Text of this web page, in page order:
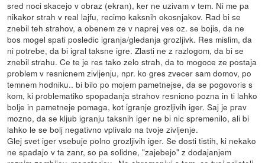
sred noci skacejo v obraz (ekran), ker ne uzivam v tem. Ni me pa
nikakor strah v real lajfu, recimo kaksnih okosnjakov. Rad bi se
znebil teh strahov, a obenem ze v naprej ves oz. se bojis, da ne
bos mogel spati posledic igranja/gledanja grozljivk. Res mislim, da
ni potrebe, da bi igral taksne igre. Zlasti ne z razlogom, da bi se
znebil strahu. Ce te je res tako zelo strah, da to mogoce ze postaja
problem v resnicnem zivljenju, npr. ko gres zvecer sam domov, po
temnem hodniku.. bi bilo po mojem pametnejse, da se pogovoris s
kom, ki problematiko spopadanja strahov resnicno pozna in ti lahko
bolje in pametneje pomaga, kot igranje grozljivih iger. Saj je prav
mozno, da se kljub igranju taksnih iger ne bi nic spremenilo, ali bi
lahko le se bolj negativno vplivalo na tvoje zivljenje.
Glej svet iger vsebuje polno grozljivih iger. Se dosti tistih, ki nekako
ne spadajo v ta zanr, so pa solidne, "zajebejo" z dodajanjem